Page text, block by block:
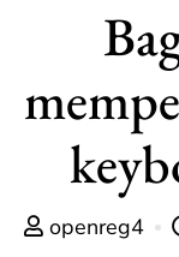
openreg4